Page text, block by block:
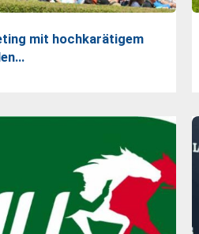
mit hochkarätigem